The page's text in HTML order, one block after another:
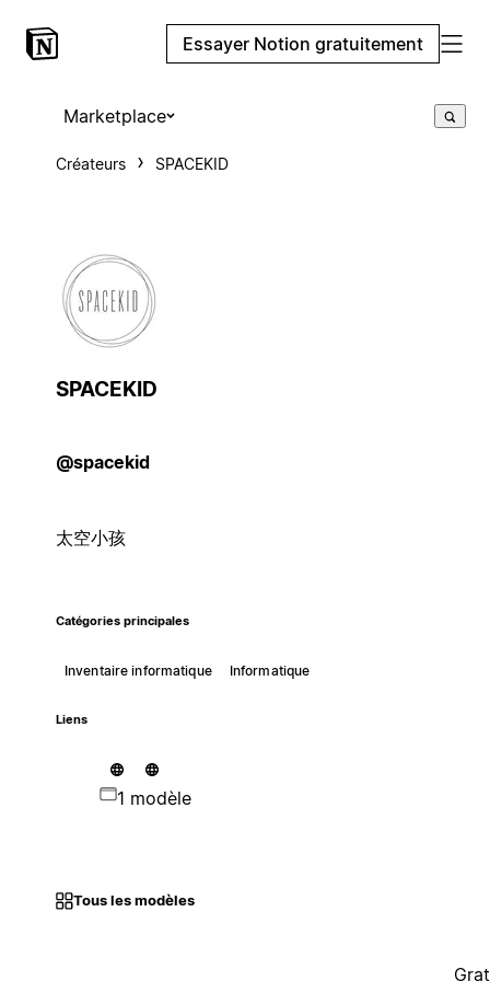
Essayer Notion gratuitement
Marketplace
Créateurs SPACEKID
SPACEKID
@spacekid
太空小孩
Catégories principales
Inventaire informatique Informatique
Liens
1 modèle
Tous les modèles